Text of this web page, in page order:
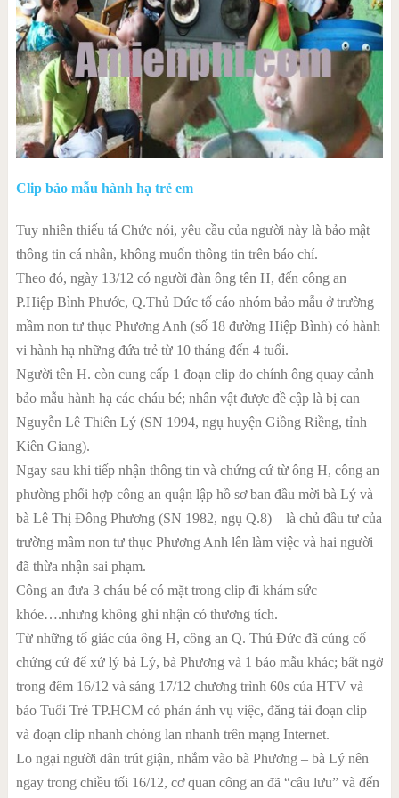
Clip bảo mẫu hành hạ trẻ em
Tuy nhiên thiếu tá Chức nói, yêu cầu của người này là bảo mật
thông tin cá nhân, không muốn thông tin trên báo chí.
Theo đó, ngày 13/12 có người đàn ông tên H, đến công an
P.Hiệp Bình Phước, Q.Thủ Đức tố cáo nhóm bảo mẫu ở trường
mầm non tư thục Phương Anh (số 18 đường Hiệp Bình) có hành
vi hành hạ những đứa trẻ từ 10 tháng đến 4 tuổi.
Người tên H. còn cung cấp 1 đoạn clip do chính ông quay cảnh
bảo mẫu hành hạ các cháu bé; nhân vật được đề cập là bị can
Nguyễn Lê Thiên Lý (SN 1994, ngụ huyện Giồng Riềng, tỉnh
Kiên Giang).
Ngay sau khi tiếp nhận thông tin và chứng cứ từ ông H, công an
phường phối hợp công an quận lập hồ sơ ban đầu mời bà Lý và
bà Lê Thị Đông Phương (SN 1982, ngụ Q.8) – là chủ đầu tư của
trường mầm non tư thục Phương Anh lên làm việc và hai người
đã thừa nhận sai phạm.
Công an đưa 3 cháu bé có mặt trong clip đi khám sức
khỏe….nhưng không ghi nhận có thương tích.
Từ những tố giác của ông H, công an Q. Thủ Đức đã củng cố
chứng cứ để xử lý bà Lý, bà Phương và 1 bảo mẫu khác; bất ngờ
trong đêm 16/12 và sáng 17/12 chương trình 60s của HTV và
báo Tuổi Trẻ TP.HCM có phản ánh vụ việc, đăng tải đoạn clip
và đoạn clip nhanh chóng lan nhanh trên mạng Internet.
Lo ngại người dân trút giận, nhắm vào bà Phương – bà Lý nên
ngay trong chiều tối 16/12, cơ quan công an đã “câu lưu” và đến